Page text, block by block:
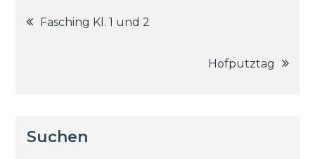
Beitragsnavigation
Fasching Kl. 1 und 2
Hofputztag
Suchen